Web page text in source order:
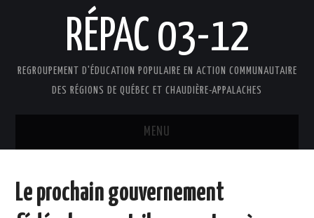
RÉPAC 03-12
REGROUPEMENT D'ÉDUCATION POPULAIRE EN ACTION COMMUNAUTAIRE
DES RÉGIONS DE QUÉBEC ET CHAUDIÈRE-APPALACHES
MENU
PRÉSENTATION
Le prochain gouvernement